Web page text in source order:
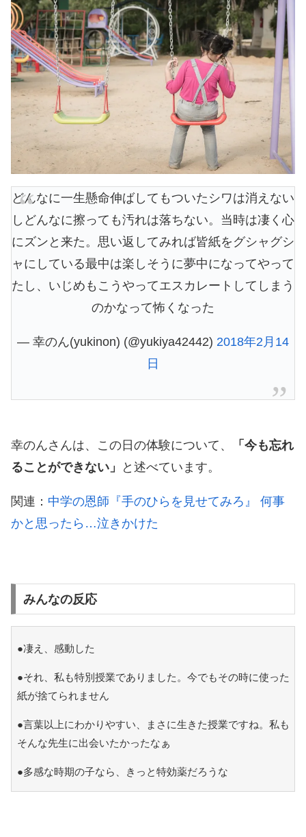
どんなに一生懸命伸ばしてもついたシワは消えない
しどんなに擦っても汚れは落ちない。当時は凄く心
にズンと来た。思い返してみれば皆紙をグシャグシ
ャにしている最中は楽しそうに夢中になってやって
たし、いじめもこうやってエスカレートしてしまう
のかなって怖くなった
— 幸のん(yukinon) (@yukiya42442) 2018年2月14
日
幸のんさんは、この日の体験について、
「今も忘れ
ることができない」
と述べています。
関連： 中学の恩師『手のひらを見せてみろ』 何事
かと思ったら…泣きかけた
みんなの反応
●凄え、感動した
●それ、私も特別授業でありました。今でもその時に使った
紙が捨てられません
●言葉以上にわかりやすい、まさに生きた授業ですね。私も
そんな先生に出会いたかったなぁ
●多感な時期の子なら、きっと特効薬だろうな